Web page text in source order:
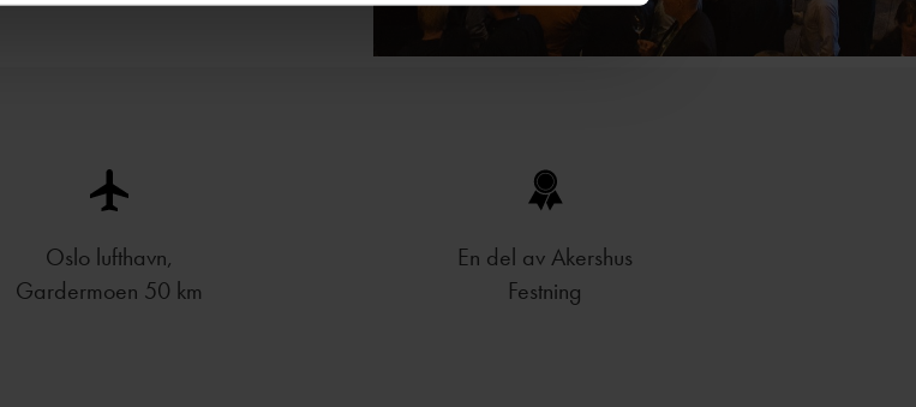
Oslo lufthavn,
Gardermoen 50 km
En del av Akershus
Festning